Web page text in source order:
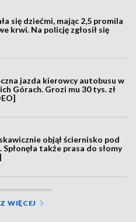
się dziećmi, mając 2,5 promila
krwi. Na policję zgłosił się
jazda kierowcy autobusu w
Górach. Grozi mu 30 tys. zł
objął ściernisko pod
także prasa do słomy
WIĘCEJ